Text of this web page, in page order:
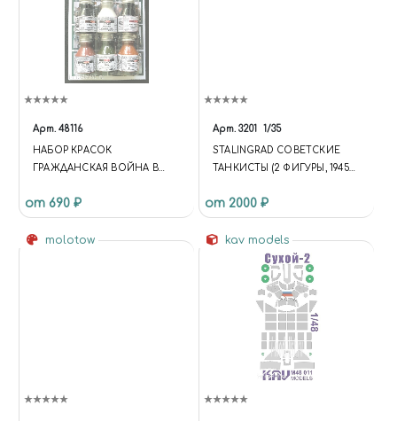
Арт. 48116
НАБОР КРАСОК
ГРАЖДАНСКАЯ ВОЙНА В
ФРАНКИСТОВ
от 690 ₽
Арт. 3201 1/35
STALINGRAD СОВЕТСКИЕ
ТАНКИСТЫ (2 ФИГУРЫ, 1945
от 2000 ₽
molotow kav models